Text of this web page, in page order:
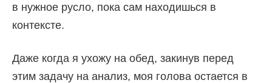
в нужное русло, пока сам находишься в
контексте.
Даже когда я ухожу на обед, закинув перед
этим задачу на анализ, моя голова остается в